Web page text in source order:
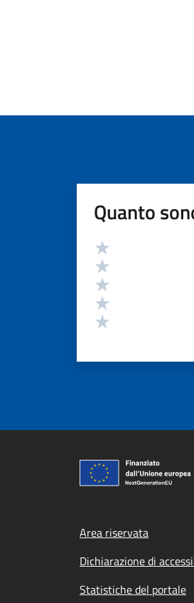
Quanto
Valutazione
Footer
Area riservata
Dichiarazione di
Statistiche del portale